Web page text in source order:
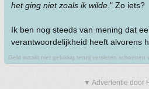
het ging niet zoals ik wilde ." Zo iets?
Ik ben nog steeds van mening dat
verantwoordelijkheid heeft alvorens
Geld maakt niet gelukkig tenzij versleten schoenen
▼ Advertentie door